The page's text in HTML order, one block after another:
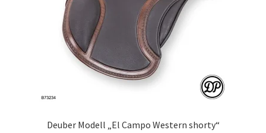
Deuber Modell „El Campo Western shorty“